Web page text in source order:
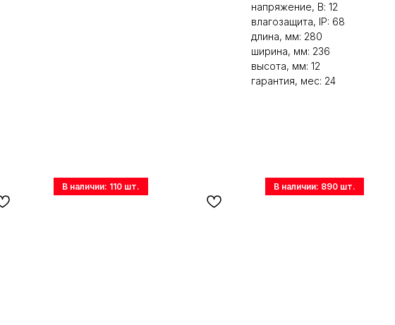
напряжение, В: 12
влагозащита, IP: 68
длина, мм: 280
ширина, мм: 236
высота, мм: 12
гарантия, мес: 24